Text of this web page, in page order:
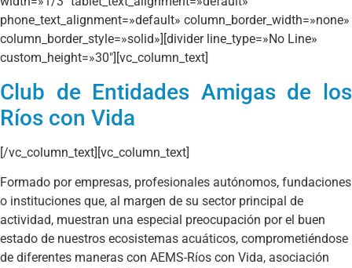
phone_text_alignment=»default» column_border_width=»none»
column_border_style=»solid»][divider line_type=»No Line»
custom_height=»30″][vc_column_text]
Club de Entidades Amigas de los
Ríos con Vida
[/vc_column_text][vc_column_text]
Formado por empresas, profesionales autónomos, fundaciones
o instituciones que, al margen de su sector principal de
actividad, muestran una especial preocupación por el buen
estado de nuestros ecosistemas acuáticos, comprometiéndose
de diferentes maneras con AEMS-Ríos con Vida, asociación